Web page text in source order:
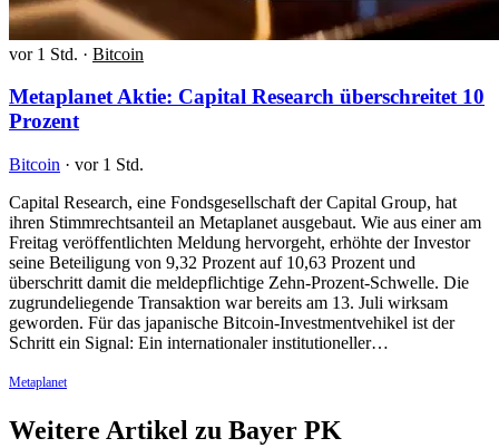
vor 1 Std. · Bitcoin
Metaplanet Aktie: Capital Research überschreitet 10
Prozent
Bitcoin · vor 1 Std.
Capital Research, eine Fondsgesellschaft der Capital Group, hat
ihren Stimmrechtsanteil an Metaplanet ausgebaut. Wie aus einer am
Freitag veröffentlichten Meldung hervorgeht, erhöhte der Investor
seine Beteiligung von 9,32 Prozent auf 10,63 Prozent und
überschritt damit die meldepflichtige Zehn-Prozent-Schwelle. Die
zugrundeliegende Transaktion war bereits am 13. Juli wirksam
geworden. Für das japanische Bitcoin-Investmentvehikel ist der
Schritt ein Signal: Ein internationaler institutioneller…
Metaplanet
Weitere Artikel zu Bayer PK